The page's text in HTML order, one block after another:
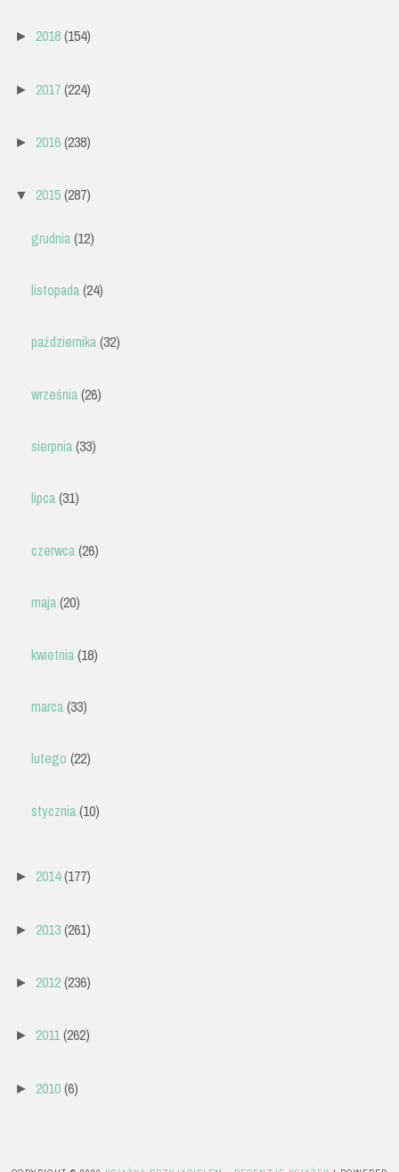
► 2018(154)
► 2017(224)
► 2016(238)
▼ 2015(287)
grudnia(12)
listopada(24)
października(32)
września(26)
sierpnia(33)
lipca(31)
czerwca(26)
maja(20)
kwietnia(18)
marca(33)
lutego (22)
stycznia(10)
► 2014(177)
► 2013(261)
► 2012(236)
► 2011(262)
► 2010(6)